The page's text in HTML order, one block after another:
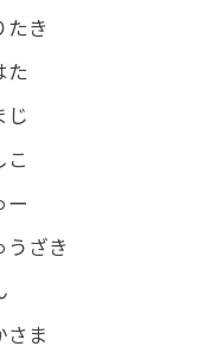
たき
た
じ
こ
ー
うざき
さま